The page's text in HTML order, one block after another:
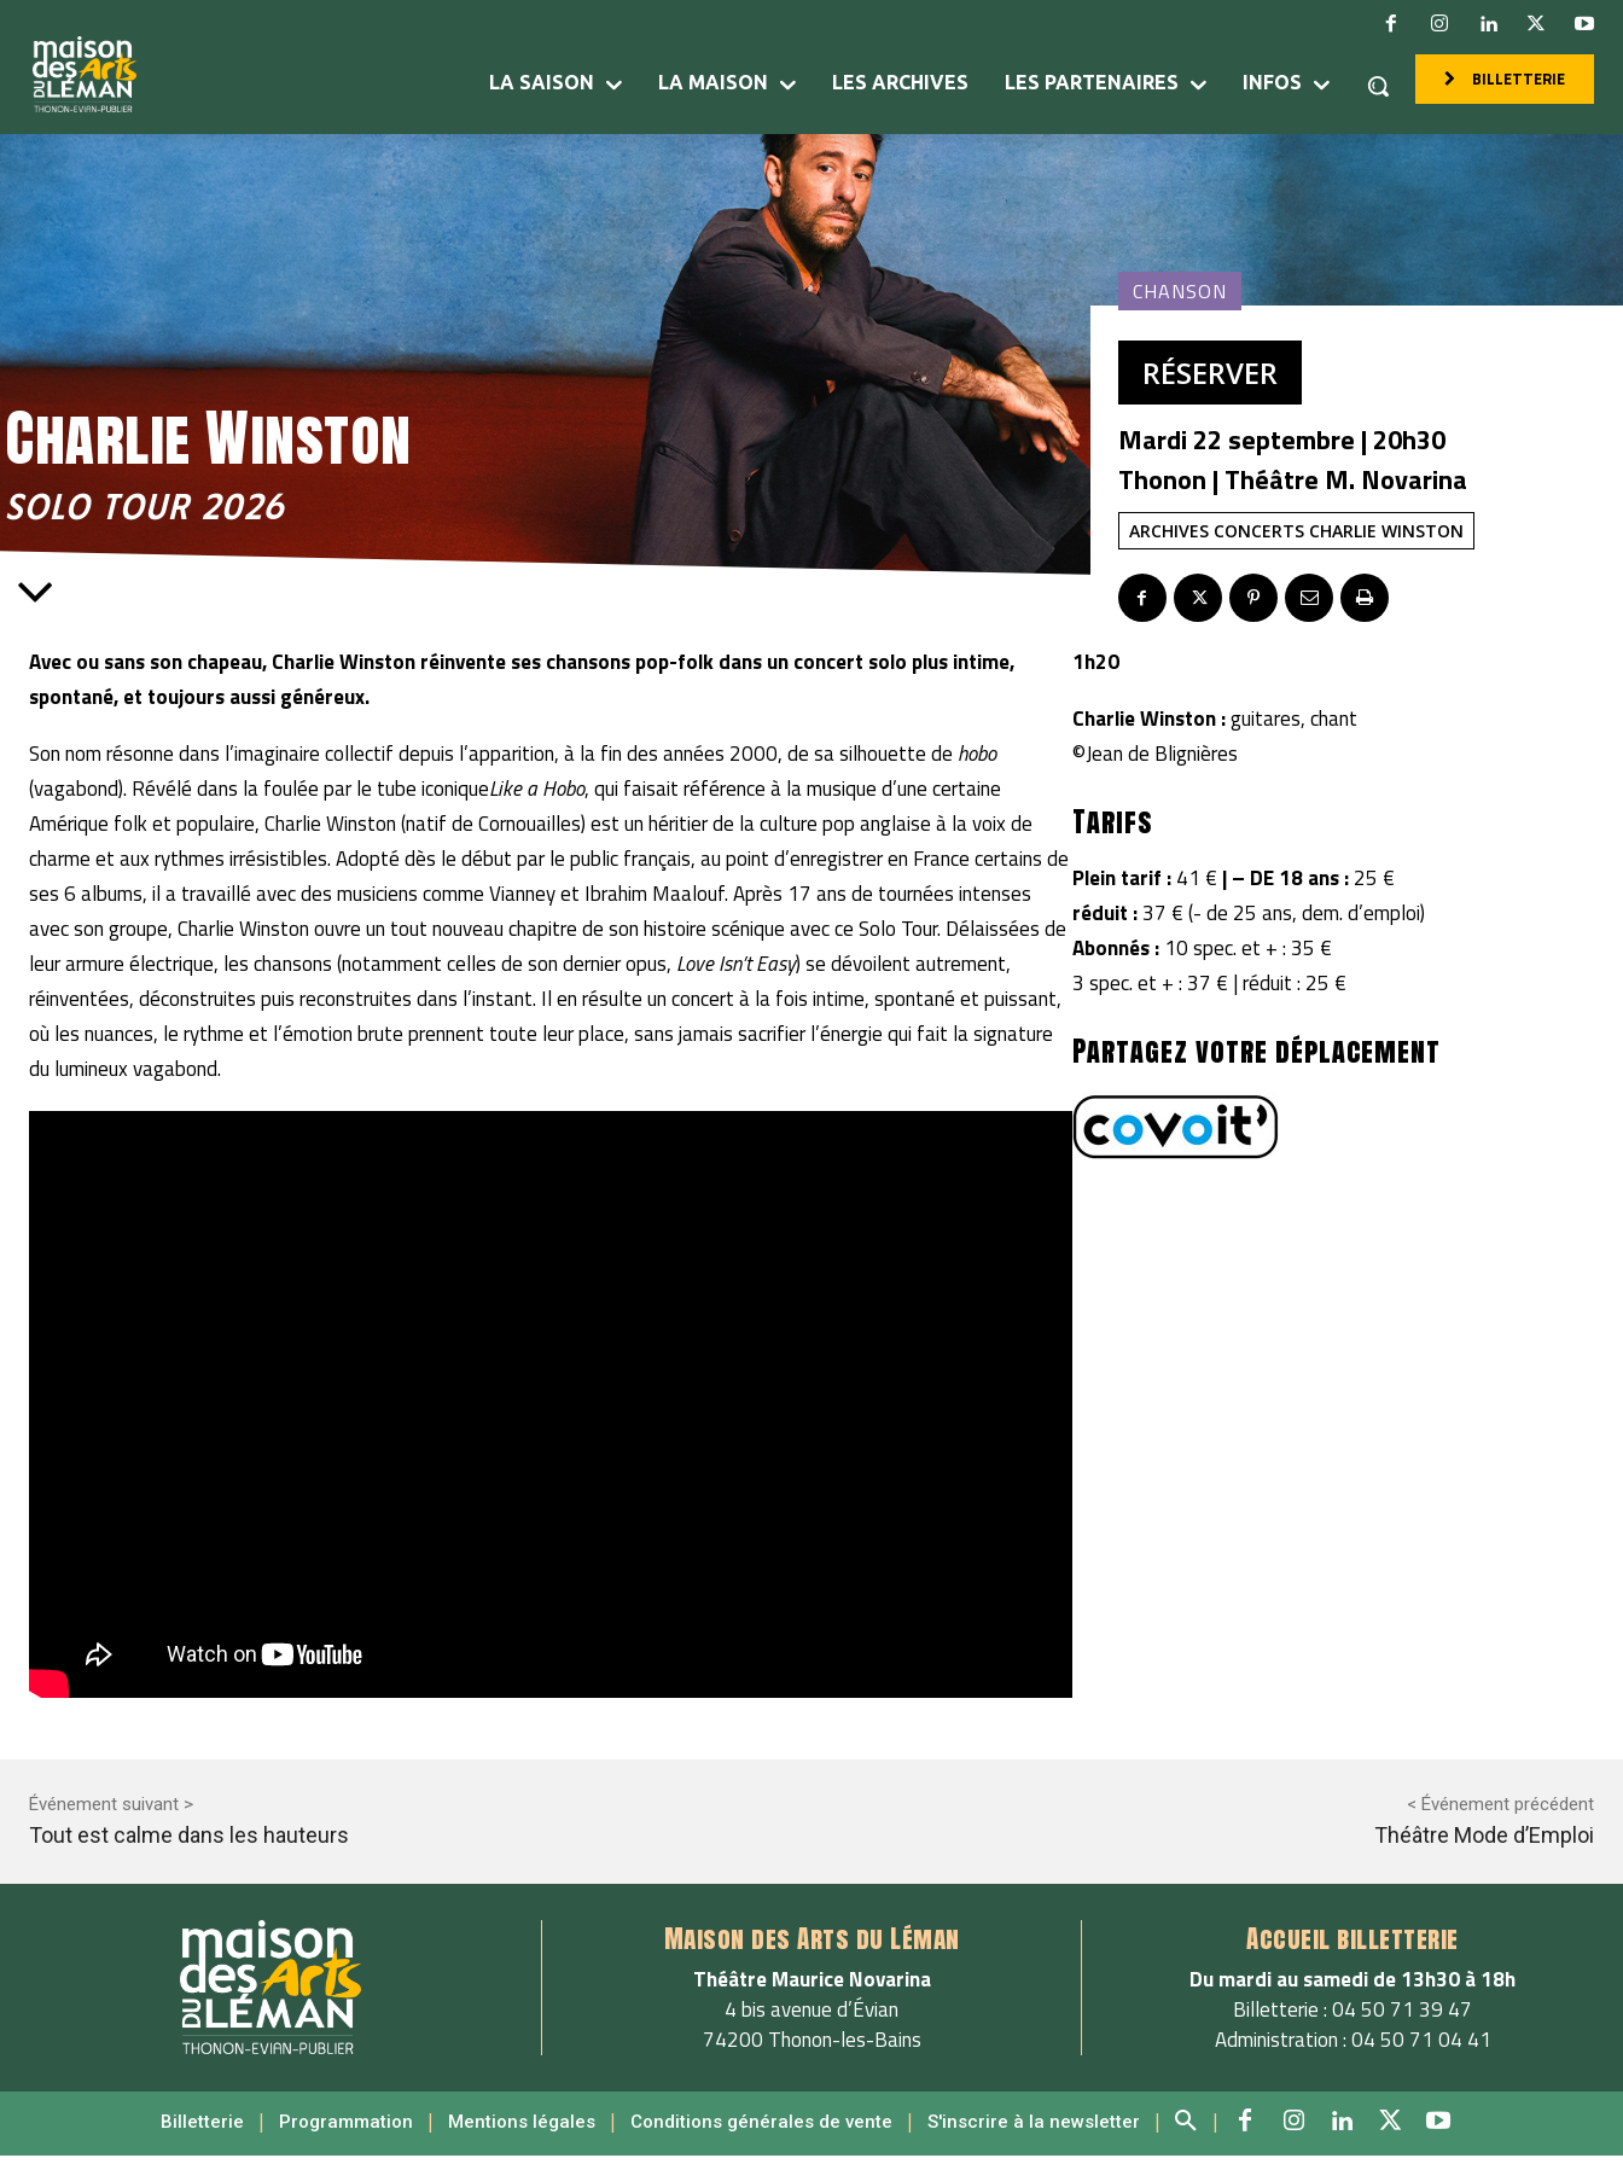
LA SAISON LA MAISON LES ARCHIVES LES PARTENAIRES INFOS BILLETTERIE
Charlie Winston
SOLO TOUR 2026
CHANSON
RÉSERVER
Mardi 22 septembre | 20h30
Thonon | Théâtre M. Novarina
ARCHIVES CONCERTS CHARLIE WINSTON
Avec ou sans son chapeau, Charlie Winston réinvente ses chansons pop-folk dans un concert solo plus intime,
spontané, et toujours aussi généreux.
Son nom résonne dans l’imaginaire collectif depuis l’apparition, à la fin des années 2000, de sa silhouette de hobo
(vagabond). Révélé dans la foulée par le tube iconiqueLike a Hobo, qui faisait référence à la musique d’une certaine
Amérique folk et populaire, Charlie Winston (natif de Cornouailles) est un héritier de la culture pop anglaise à la voix de
charme et aux rythmes irrésistibles. Adopté dès le début par le public français, au point d’enregistrer en France certains de
ses 6 albums, il a travaillé avec des musiciens comme Vianney et Ibrahim Maalouf. Après 17 ans de tournées intenses
avec son groupe, Charlie Winston ouvre un tout nouveau chapitre de son histoire scénique avec ce Solo Tour. Délaissées de
leur armure électrique, les chansons (notamment celles de son dernier opus, Love Isn’t Easy) se dévoilent autrement,
réinventées, déconstruites puis reconstruites dans l’instant. Il en résulte un concert à la fois intime, spontané et puissant,
où les nuances, le rythme et l’émotion brute prennent toute leur place, sans jamais sacrifier l’énergie qui fait la signature
du lumineux vagabond.
1h20
Charlie Winston :guitares, chant
©Jean de Blignières
Tarifs
Plein tarif :41 € |– DE 18 ans :25 €
réduit :37 € (- de 25 ans, dem. d’emploi)
Abonnés : 10 spec. et + : 35 €
3 spec. et + : 37 € | réduit : 25 €
Partagez votre déplacement
Événement suivant >
Tout est calme dans les hauteurs
< Événement précédent
Théâtre Mode d’Emploi
Maison des Arts du Léman
Théâtre Maurice Novarina
4 bis avenue d’Évian
74200 Thonon-les-Bains
Accueil billetterie
Du mardi au samedi de 13h30 à 18h
Billetterie : 04 50 71 39 47
Administration : 04 50 71 04 41
Billetterie | Programmation | Mentions légales | Conditions générales de vente | S'inscrire à la newsletter | |